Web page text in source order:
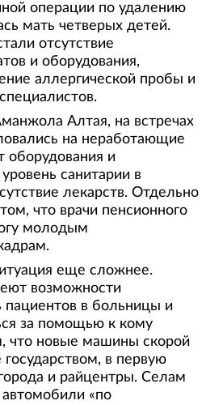
операции по удалению
мать четверых детей.
отсутствие
и оборудования,
аллергической пробы и
Алтая, на встречах
на неработающие
оборудования и
санитарии в
лекарств. Отдельно
что врачи пенсионного
молодым
еще сложнее.
возможности
пациентов в больницы и
за помощью к кому
что новые машины скорой
в первую
и райцентры. Селам
«по